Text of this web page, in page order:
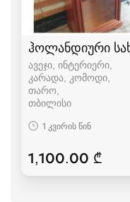
ჰოლანდიური
ავეჯი, ინტერიერი,
კარადა, კომოდი,
თარო
თბილისი
1 კვირის წინ
1,100.00 ₾